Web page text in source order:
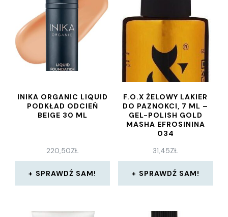
INIKA ORGANIC LIQUID
PODKŁAD ODCIEŃ
BEIGE 30 ML
220,50ZŁ
SPRAWDŹ SAM!
F.O.X ŻELOWY LAKIER
DO PAZNOKCI, 7 ML –
GEL-POLISH GOLD
MASHA EFROSININA
034
31,45ZŁ
SPRAWDŹ SAM!